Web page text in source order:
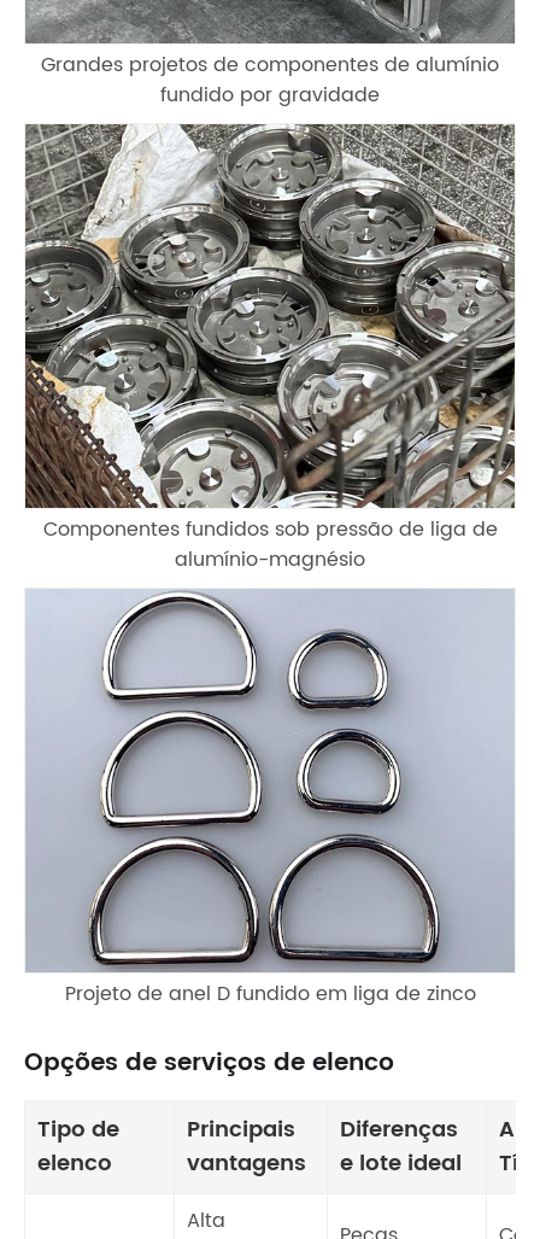
Grandes projetos de componentes de alumínio
fundido por gravidade
Componentes fundidos sob pressão de liga de
alumínio-magnésio
Projeto de anel D fundido em liga de zinco
Opções de serviços de elenco
Tipo de
elenco
Principais
vantagens
Diferenças
e lote ideal
Alta